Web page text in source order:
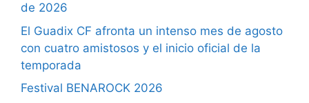
de 2026
El Guadix CF afronta un intenso mes de agosto
con cuatro amistosos y el inicio oficial de la
temporada
Festival BENAROCK 2026